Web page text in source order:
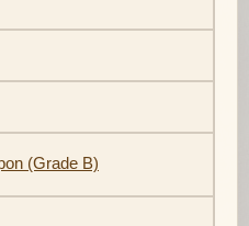
(Grade B)